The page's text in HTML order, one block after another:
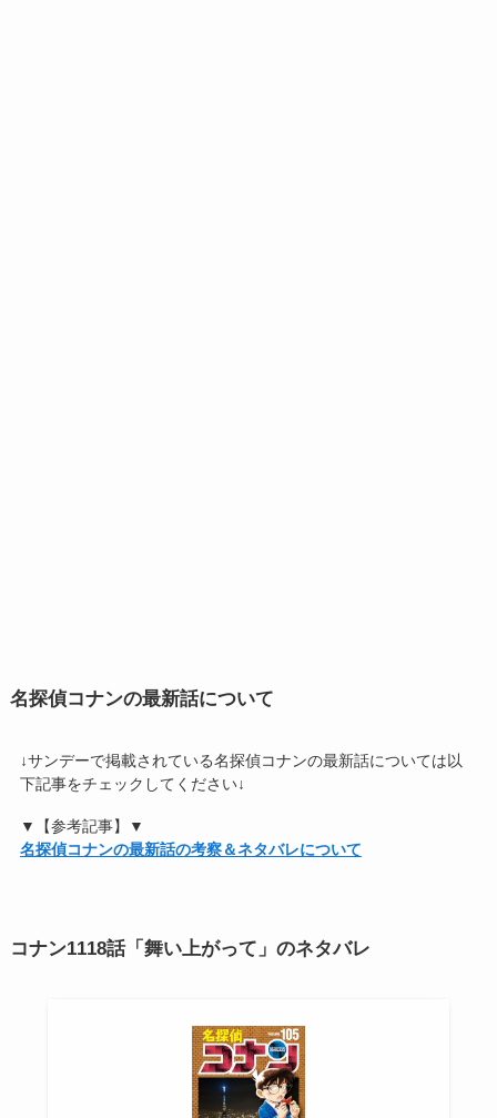
名探偵コナンの最新話について
↓サンデーで掲載されている名探偵コナンの最新話については以
下記事をチェックしてください↓
▼【参考記事】▼
名探偵コナンの最新話の考察＆ネタバレについて
コナン1118話「舞い上がって」のネタバレ